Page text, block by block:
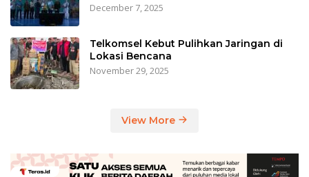
December 7, 2025
Telkomsel Kebut Pulihkan Jaringan di
Lokasi Bencana
November 29, 2025
View More